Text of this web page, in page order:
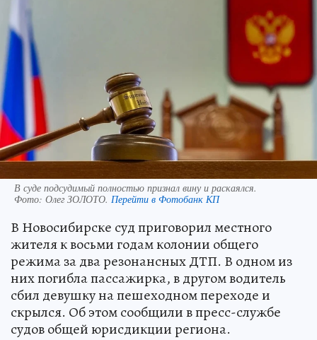
В суде подсудимый полностью признал вину и раскаялся.
Фото: Олег ЗОЛОТО. Перейти в Фотобанк КП
В Новосибирске суд приговорил местного
жителя к восьми годам колонии общего
режима за два резонансных ДТП. В одном из
них погибла пассажирка, в другом водитель
сбил девушку на пешеходном переходе и
скрылся. Об этом сообщили в пресс-службе
судов общей юрисдикции региона.